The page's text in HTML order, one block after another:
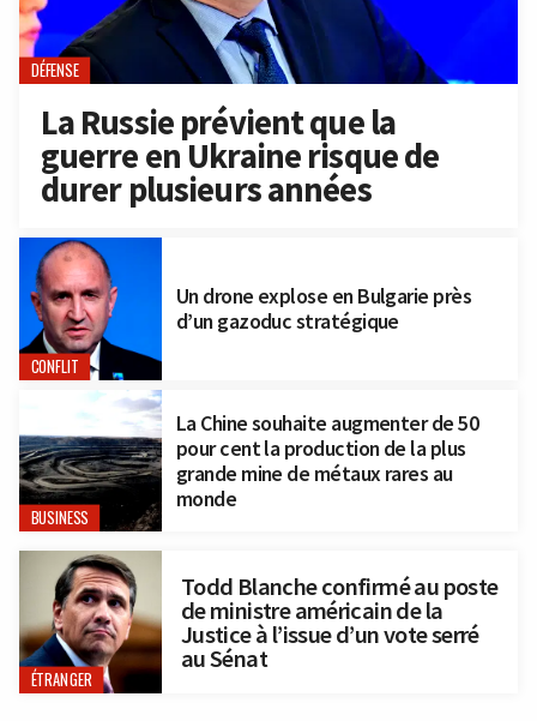
DÉFENSE
La Russie prévient que la
guerre en Ukraine risque de
durer plusieurs années
CONFLIT
Un drone explose en Bulgarie près
d’un gazoduc stratégique
BUSINESS
La Chine souhaite augmenter de 50
pour cent la production de la plus
grande mine de métaux rares au
monde
ÉTRANGER
Todd Blanche confirmé au poste
de ministre américain de la
Justice à l’issue d’un vote serré
au Sénat